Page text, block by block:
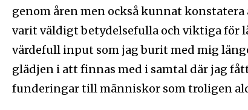
Följ Sändarens
och bli uppdaterad på det
senaste
För att prenumerera: Ange din e-postadress och
genom åren men också kunnat
varit väldigt betydelsefulla och viktiga för
värdefull input som jag burit med mig
glädjen i att finnas med i samtal där jag
funderingar till människor som troligen